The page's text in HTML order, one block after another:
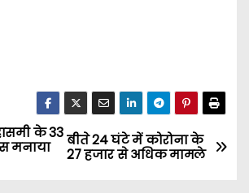
बीते 24 घंटे में कोरोना के
27 हजार से अधिक मामले
के 33
मनाया